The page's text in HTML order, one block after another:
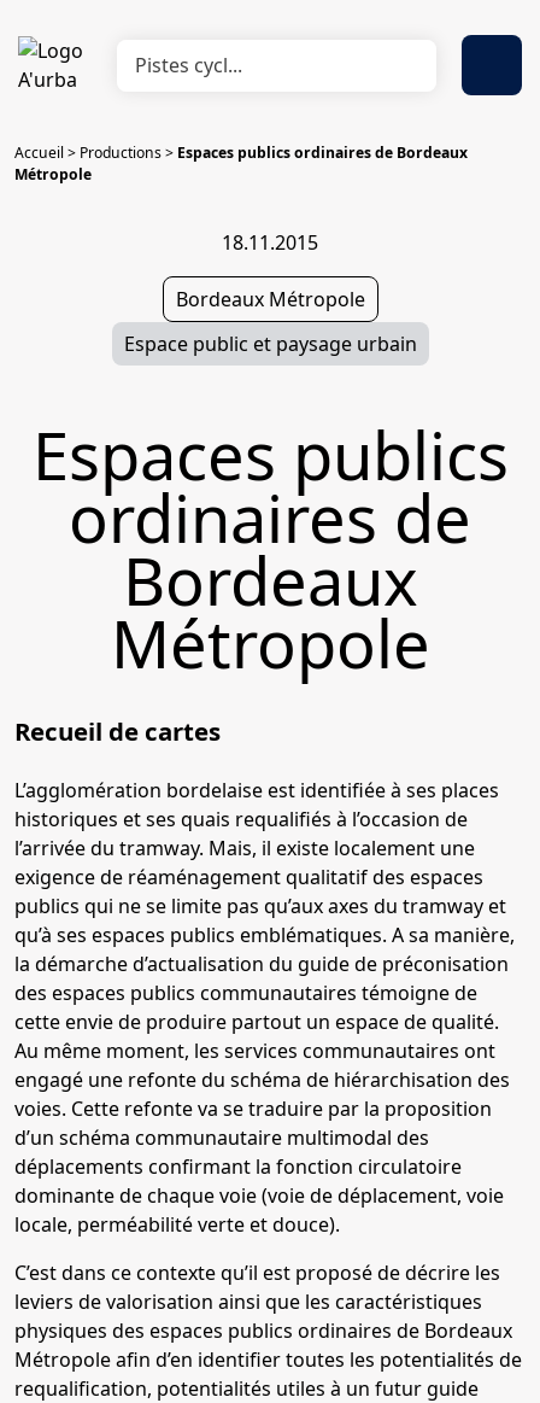
Accueil> Productions> Espaces publics ordinaires de Bordeaux
Métropole
18.11.2015
Bordeaux Métropole
Espace public et paysage urbain
Espaces publics
ordinaires de
Bordeaux
Métropole
Recueil de cartes
L’agglomération bordelaise est identifiée à ses places
historiques et ses quais requalifiés à l’occasion de
l’arrivée du tramway. Mais, il existe localement une
exigence de réaménagement qualitatif des espaces
publics qui ne se limite pas qu’aux axes du tramway et
qu’à ses espaces publics emblématiques. A sa manière,
la démarche d’actualisation du guide de préconisation
des espaces publics communautaires témoigne de
cette envie de produire partout un espace de qualité.
Au même moment, les services communautaires ont
engagé une refonte du schéma de hiérarchisation des
voies. Cette refonte va se traduire par la proposition
d’un schéma communautaire multimodal des
déplacements confirmant la fonction circulatoire
dominante de chaque voie (voie de déplacement, voie
locale, perméabilité verte et douce).
C’est dans ce contexte qu’il est proposé de décrire les
leviers de valorisation ainsi que les caractéristiques
physiques des espaces publics ordinaires de Bordeaux
Métropole afin d’en identifier toutes les potentialités de
requalification, potentialités utiles à un futur guide